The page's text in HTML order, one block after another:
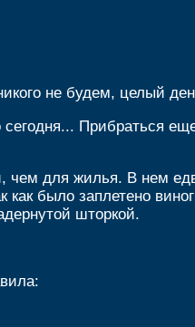
не будем, целый
Прибраться
чем для жилья. В нем
было заплетено
шторкой.